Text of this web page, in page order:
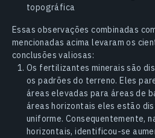
topográfica
Essas observações combinadas
mencionadas acima levaram os
conclusões valiosas:
Os fertilizantes minerais são
os padrões do terreno. Eles
áreas elevadas para áreas de
áreas horizontais eles estão
uniforme. Consequentemente,
horizontais, identificou-se